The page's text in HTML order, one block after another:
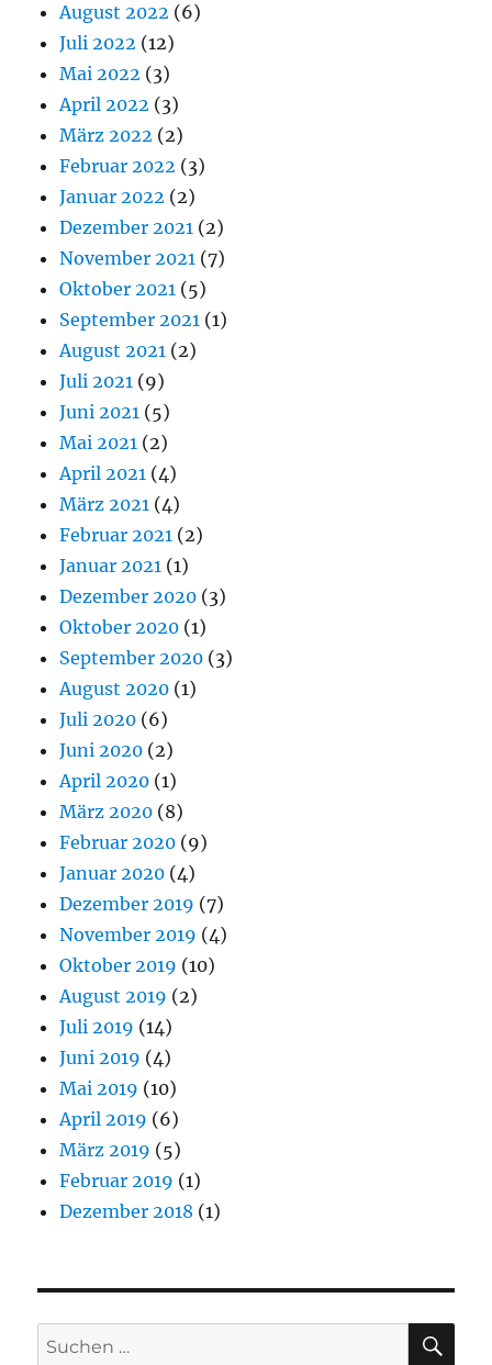
August 2022 (6)
Juli 2022 (12)
Mai 2022 (3)
April 2022 (3)
März 2022 (2)
Februar 2022 (3)
Januar 2022 (2)
Dezember 2021 (2)
November 2021 (7)
Oktober 2021 (5)
September 2021 (1)
August 2021 (2)
Juli 2021 (9)
Juni 2021 (5)
Mai 2021 (2)
April 2021 (4)
März 2021 (4)
Februar 2021 (2)
Januar 2021 (1)
Dezember 2020 (3)
Oktober 2020 (1)
September 2020 (3)
August 2020 (1)
Juli 2020 (6)
Juni 2020 (2)
April 2020 (1)
März 2020 (8)
Februar 2020 (9)
Januar 2020 (4)
Dezember 2019 (7)
November 2019 (4)
Oktober 2019 (10)
August 2019 (2)
Juli 2019 (14)
Juni 2019 (4)
Mai 2019 (10)
April 2019 (6)
März 2019 (5)
Februar 2019 (1)
Dezember 2018 (1)
Suchen